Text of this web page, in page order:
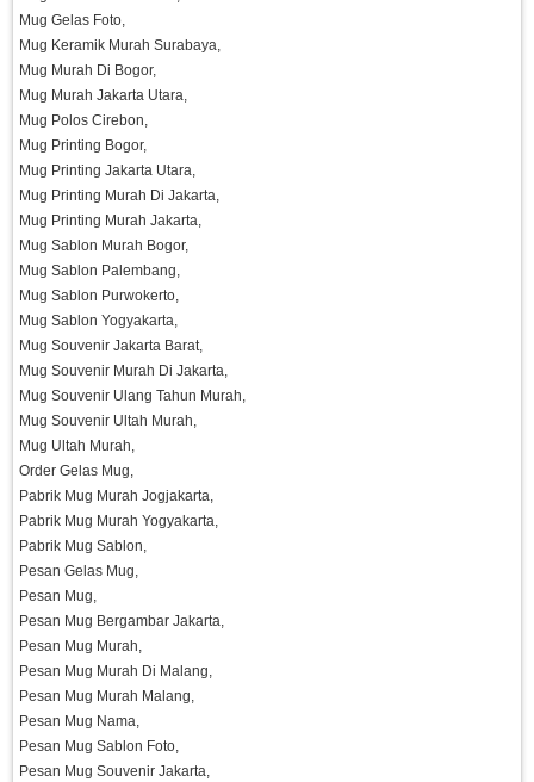
Mug Gelas Foto,
Mug Keramik Murah Surabaya,
Mug Murah Di Bogor,
Mug Murah Jakarta Utara,
Mug Polos Cirebon,
Mug Printing Bogor,
Mug Printing Jakarta Utara,
Mug Printing Murah Di Jakarta,
Mug Printing Murah Jakarta,
Mug Sablon Murah Bogor,
Mug Sablon Palembang,
Mug Sablon Purwokerto,
Mug Sablon Yogyakarta,
Mug Souvenir Jakarta Barat,
Mug Souvenir Murah Di Jakarta,
Mug Souvenir Ulang Tahun Murah,
Mug Souvenir Ultah Murah,
Mug Ultah Murah,
Order Gelas Mug,
Pabrik Mug Murah Jogjakarta,
Pabrik Mug Murah Yogyakarta,
Pabrik Mug Sablon,
Pesan Gelas Mug,
Pesan Mug,
Pesan Mug Bergambar Jakarta,
Pesan Mug Murah,
Pesan Mug Murah Di Malang,
Pesan Mug Murah Malang,
Pesan Mug Nama,
Pesan Mug Sablon Foto,
Pesan Mug Souvenir Jakarta,